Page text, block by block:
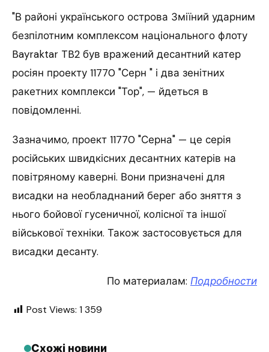
"В районі українського острова Зміїний ударним
безпілотним комплексом національного флоту
Bayraktar TB2 був вражений десантний катер
росіян проекту 11770 "Серн " і два зенітних
ракетних комплекси "Тор", — йдеться в
повідомленні.
Зазначимо, проект 11770 "Серна" — це серія
російських швидкісних десантних катерів на
повітряному каверні. Вони призначені для
висадки на необладнаний берег або зняття з
нього бойової гусеничної, колісної та іншої
військової техніки. Також застосовується для
висадки десанту.
По материалам: Подробности
Post Views: 1 359
Схожі новини